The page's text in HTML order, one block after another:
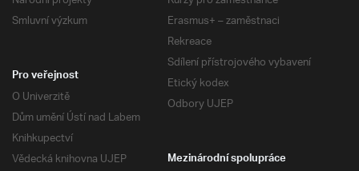
Smluvní výzkum
Erasmus+ – zaměstnaci
Rekreace
Sdílení přístrojového vybavení
Etický kodex
Odbory UJEP
Pro veřejnost
O Univerzitě
Dům umění Ústí nad Labem
Knihkupectví
Vědecká knihovna UJEP
Mezinárodní spolupráce